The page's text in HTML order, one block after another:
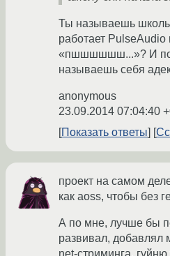
Ты называешь
работает PulseAudio
«пшшшшшш...»? И
называешь себя
anonymous
23.09.2014 07:04:40
Показать ответы
проект на самом
как aoss, чтобы без
А по мне, лучше бы
развивал, добавлял